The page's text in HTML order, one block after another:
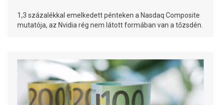
1,3 százalékkal emelkedett pénteken a Nasdaq Composite
mutatója, az Nvidia rég nem látott formában van a tőzsdén.